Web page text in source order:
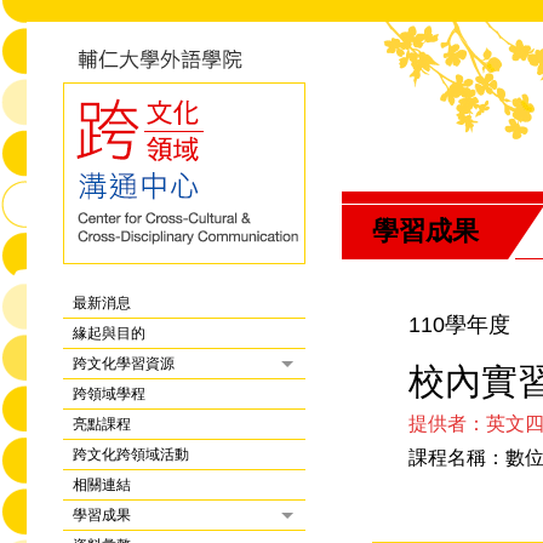
最新消息
緣起與目的
跨文化學習資源
跨領域學程
亮點課程
跨文化跨領域活動
相關連結
學習成果
學習成果
110學年度
校內實
提供者：英文
課程名稱：數